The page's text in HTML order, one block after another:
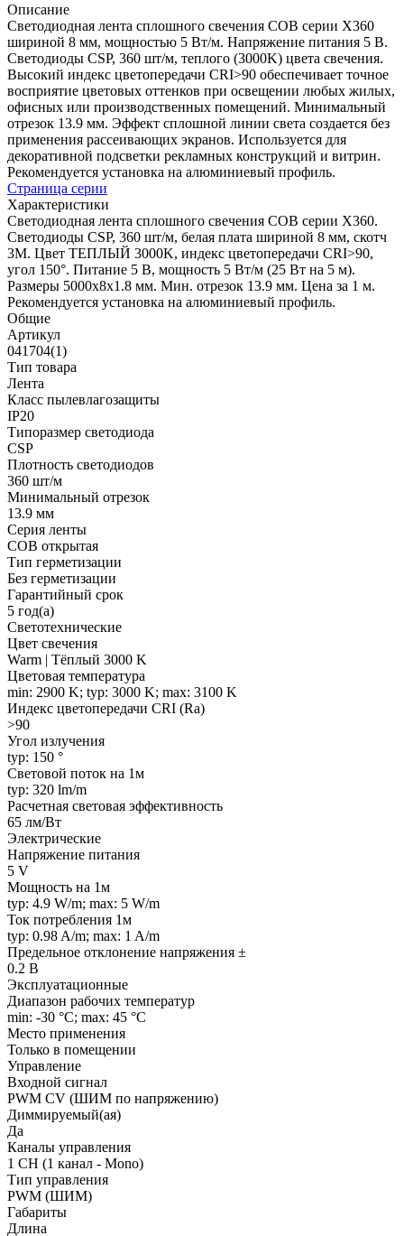
Описание
Светодиодная лента сплошного свечения COB серии X360
шириной 8 мм, мощностью 5 Вт/м. Напряжение питания 5 В.
Светодиоды CSP, 360 шт/м, теплого (3000K) цвета свечения.
Высокий индекс цветопередачи CRI>90 обеспечивает точное
восприятие цветовых оттенков при освещении любых жилых,
офисных или производственных помещений. Минимальный
отрезок 13.9 мм. Эффект сплошной линии света создается без
применения рассеивающих экранов. Используется для
декоративной подсветки рекламных конструкций и витрин.
Рекомендуется установка на алюминиевый профиль.
Страница серии
Характеристики
Светодиодная лента сплошного свечения COB серии X360.
Светодиоды CSP, 360 шт/м, белая плата шириной 8 мм, скотч
3M. Цвет ТЕПЛЫЙ 3000K, индекс цветопередачи CRI>90,
угол 150°. Питание 5 В, мощность 5 Вт/м (25 Вт на 5 м).
Размеры 5000х8х1.8 мм. Мин. отрезок 13.9 мм. Цена за 1 м.
Рекомендуется установка на алюминиевый профиль.
Общие
Артикул
041704(1)
Тип товара
Лента
Класс пылевлагозащиты
IP20
Типоразмер светодиода
CSP
Плотность светодиодов
360 шт/м
Минимальный отрезок
13.9 мм
Серия ленты
COB открытая
Тип герметизации
Без герметизации
Гарантийный срок
5 год(а)
Светотехнические
Цвет свечения
Warm | Тёплый 3000 K
Цветовая температура
min: 2900 K; typ: 3000 K; max: 3100 K
Индекс цветопередачи CRI (Ra)
>90
Угол излучения
typ: 150 °
Световой поток на 1м
typ: 320 lm/m
Расчетная световая эффективность
65 лм/Вт
Электрические
Напряжение питания
5 V
Мощность на 1м
typ: 4.9 W/m; max: 5 W/m
Ток потребления 1м
typ: 0.98 A/m; max: 1 A/m
Предельное отклонение напряжения ±
0.2 В
Эксплуатационные
Диапазон рабочих температур
min: -30 °C; max: 45 °C
Место применения
Только в помещении
Управление
Входной сигнал
PWM СV (ШИМ по напряжению)
Диммируемый(ая)
Да
Каналы управления
1 CH (1 канал - Mono)
Тип управления
PWM (ШИМ)
Габариты
Длина